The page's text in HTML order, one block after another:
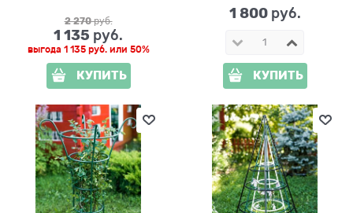
2 270 руб.
1 135 руб.
выгода 1 135 руб.или 50%
КУПИТЬ
1 800 руб.
КУПИТЬ